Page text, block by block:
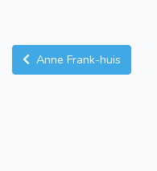
Anne Frank-huis